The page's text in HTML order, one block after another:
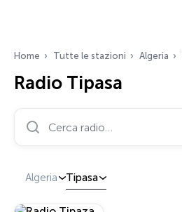
Home Tutte le stazioni Algeria
Radio Tipasa
Cerca radio…
Algeria Tipasa